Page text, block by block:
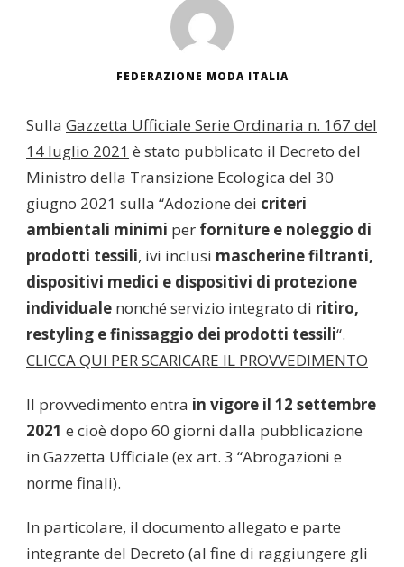
FEDERAZIONE MODA ITALIA
Sulla Gazzetta Ufficiale Serie Ordinaria n. 167 del
14 luglio 2021 è stato pubblicato il Decreto del
Ministro della Transizione Ecologica del 30
giugno 2021 sulla “Adozione dei criteri
ambientali minimi per forniture e noleggio di
prodotti tessili, ivi inclusi mascherine filtranti,
dispositivi medici e dispositivi di protezione
individuale nonché servizio integrato di ritiro,
restyling e finissaggio dei prodotti tessili“.
CLICCA QUI PER SCARICARE IL PROVVEDIMENTO
Il provvedimento entra in vigore il 12 settembre
2021 e cioè dopo 60 giorni dalla pubblicazione
in Gazzetta Ufficiale (ex art. 3 “Abrogazioni e
norme finali).
In particolare, il documento allegato e parte
integrante del Decreto (al fine di raggiungere gli